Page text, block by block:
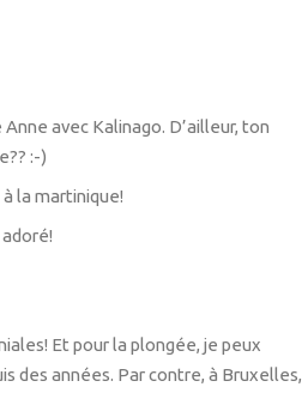
avec Kalinago. D’ailleur, ton
:-)
la martinique!
Et pour la plongée, je peux
des années. Par contre, à Bruxelles,